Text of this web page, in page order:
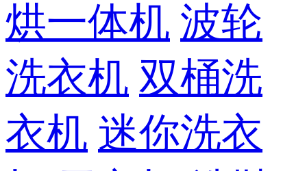
烘一体机 波轮
洗衣机 双桶洗
衣机 迷你洗衣